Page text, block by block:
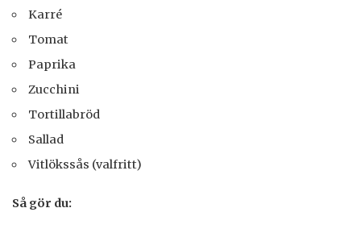
Karré
Tomat
Paprika
Zucchini
Tortillabröd
Sallad
Vitlökssås (valfritt)
Så gör du: